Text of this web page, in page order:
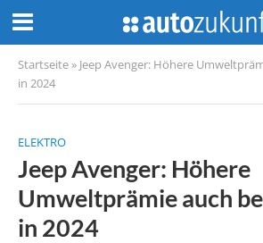
Startseite » Jeep Avenger: Höhere
in 2024
ELEKTRO
Jeep Avenger: Höhere
Umweltprämie auch
in 2024